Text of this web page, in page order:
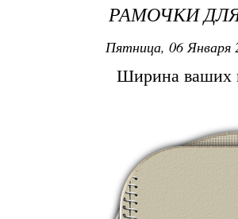
РАМОЧКИ
Пятница, 06 Января
Ширина ваших